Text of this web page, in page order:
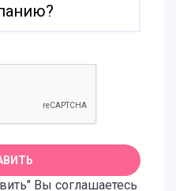
Вы соглашаетесь